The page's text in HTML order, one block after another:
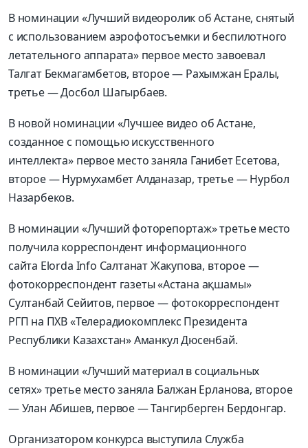
В номинации «Лучший видеоролик об Астане, снятый
с использованием аэрофотосъемки и беспилотного
летательного аппарата» первое место завоевал
Талгат Бекмагамбетов, второе — Рахымжан Ералы,
третье — Досбол Шагырбаев.
В новой номинации «Лучшее видео об Астане,
созданное с помощью искусственного
интеллекта» первое место заняла Ганибет Есетова,
второе — Нурмухамбет Алданазар, третье — Нурбол
Назарбеков.
В номинации «Лучший фоторепортаж» третье место
получила корреспондент информационного
сайта Elorda Info Салтанат Жакупова, второе —
фотокорреспондент газеты «Астана ақшамы»
Султанбай Сейитов, первое — фотокорреспондент
РГП на ПХВ «Телерадиокомплекс Президента
Республики Казахстан» Аманкул Дюсенбай.
В номинации «Лучший материал в социальных
сетях» третье место заняла Балжан Ерланова, второе
— Улан Абишев, первое — Тангирберген Бердонгар.
Организатором конкурса выступила Служба